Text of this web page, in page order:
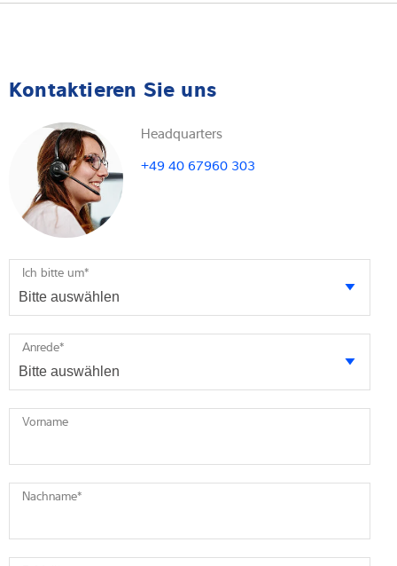
Kontaktieren Sie uns
Headquarters
+49 40 67960 303
Ich bitte um*
Anrede*
Vorname
Nachname*